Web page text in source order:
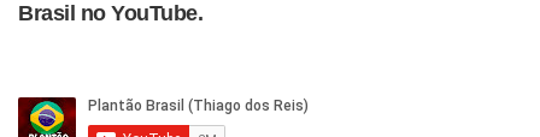
Brasil no YouTube.